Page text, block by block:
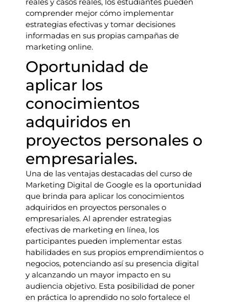
comprender mejor cómo implementar
estrategias efectivas y tomar decisiones
informadas en sus propias campañas de
marketing online.
Oportunidad de
aplicar los
conocimientos
adquiridos en
proyectos personales o
empresariales.
Una de las ventajas destacadas del curso de
Marketing Digital de Google es la oportunidad
que brinda para aplicar los conocimientos
adquiridos en proyectos personales o
empresariales. Al aprender estrategias
efectivas de marketing en línea, los
participantes pueden implementar estas
habilidades en sus propios emprendimientos o
negocios, potenciando así su presencia digital
y alcanzando un mayor impacto en su
audiencia objetivo. Esta posibilidad de poner
en práctica lo aprendido no solo fortalece el